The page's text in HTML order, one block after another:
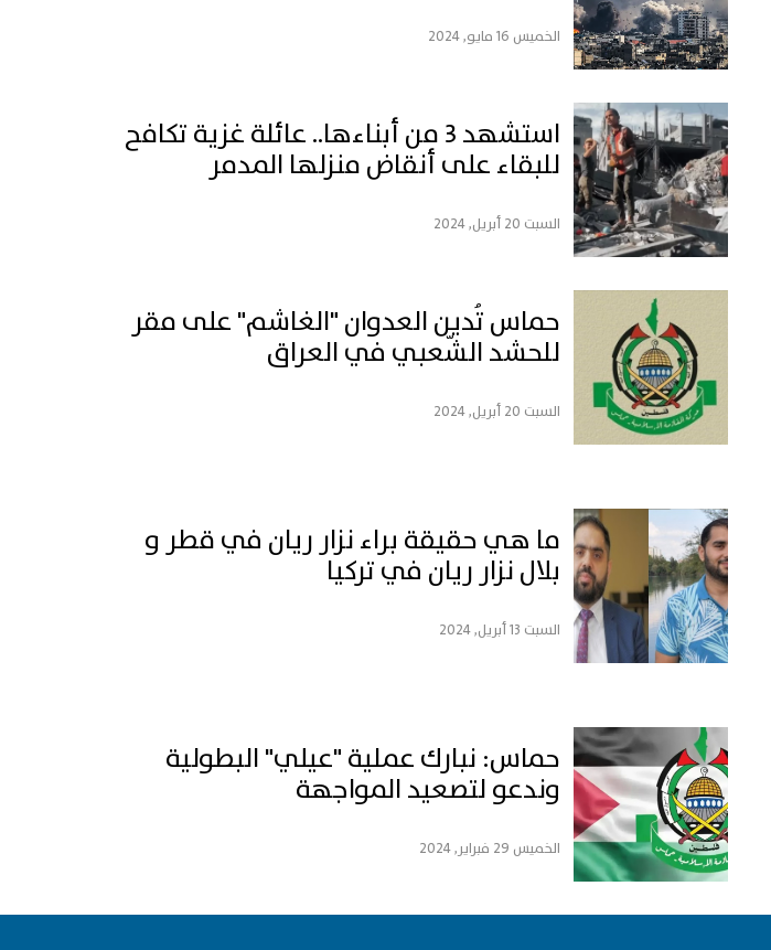
الخميس 16 مايو, 2024
استشهد 3 من أبناءها.. عائلة غزية تكافح
للبقاء على أنقاض منزلها المدمر
السبت 20 أبريل, 2024
حماس تُدين العدوان "الغاشم" على مقر
للحشد الشّعبي في العراق
السبت 20 أبريل, 2024
ما هي حقيقة براء نزار ريان في قطر و
بلال نزار ريان في تركيا
السبت 13 أبريل, 2024
حماس: نبارك عملية "عيلي" البطولية
وندعو لتصعيد المواجهة
الخميس 29 فبراير, 2024